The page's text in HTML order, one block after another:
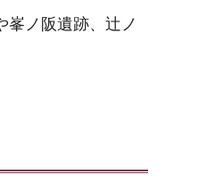
峯ノ阪遺跡、辻ノ